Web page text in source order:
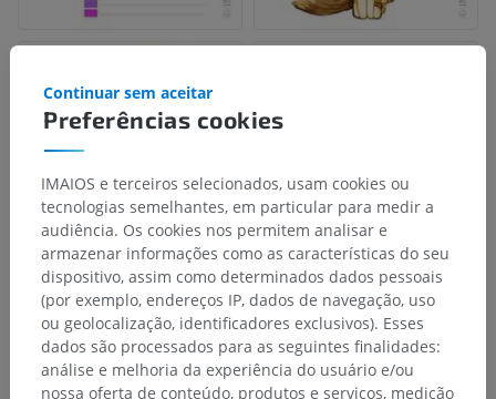
Preferências cookies
Continuar sem aceitar
IMAIOS e terceiros selecionados, usam cookies ou
tecnologias semelhantes, em particular para medir a
audiência. Os cookies nos permitem analisar e
armazenar informações como as características do seu
dispositivo, assim como determinados dados pessoais
(por exemplo, endereços IP, dados de navegação, uso
ou geolocalização, identificadores exclusivos). Esses
dados são processados para as seguintes finalidades:
análise e melhoria da experiência do usuário e/ou
nossa oferta de conteúdo, produtos e serviços, medição